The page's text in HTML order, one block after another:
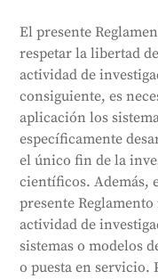
El presente
respetar la libertad
actividad de
consiguiente, es
aplicación los
específicamente
el único fin de la
científicos. Además,
presente
actividad de
sistemas o modelos
o puesta en servicio.